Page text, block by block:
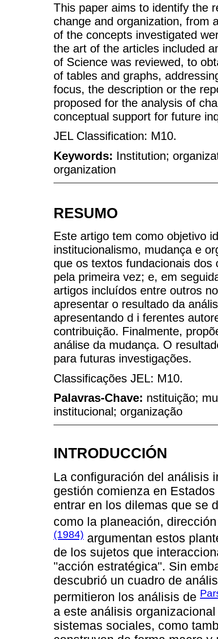
This paper aims to identify the
change and organization, from
of the concepts investigated
the art of the articles included
of Science was reviewed, to
of tables and graphs,
focus, the description or the
proposed for the analysis of
conceptual support for future
JEL Classification: M10.
Keywords: Institution;
organization
RESUMO
Este artigo tem como objetivo
institucionalismo, mudança e
que os textos fundacionais
pela primeira vez; e, em
artigos incluídos entre outros
apresentar o resultado da
apresentando d i ferentes
contribuição. Finalmente,
análise da mudança. O
para futuras investigações.
Classificações JEL: M10.
Palavras-Chave: nstituição;
institucional; organização
INTRODUCCIÓN
La configuración del análisis
gestión comienza en
entrar en los dilemas que se
como la planeación,
(1984) argumentan estos
de los sujetos que
"acción estratégica". Sin
descubrió un cuadro de
permitieron los análisis de
a este análisis
sistemas sociales, como